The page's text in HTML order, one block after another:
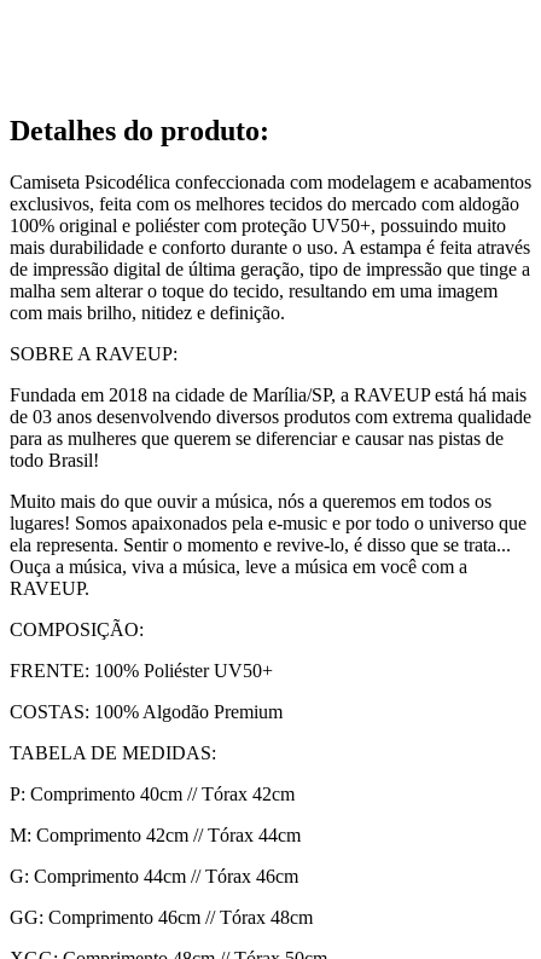
Detalhes do produto:
Camiseta Psicodélica confeccionada com modelagem e acabamentos
exclusivos, feita com os melhores tecidos do mercado com aldogão
100% original e poliéster com proteção UV50+, possuindo muito
mais durabilidade e conforto durante o uso. A estampa é feita através
de impressão digital de última geração, tipo de impressão que tinge a
malha sem alterar o toque do tecido, resultando em uma imagem
com mais brilho, nitidez e definição.
SOBRE A RAVEUP:
Fundada em 2018 na cidade de Marília/SP, a RAVEUP está há mais
de 03 anos desenvolvendo diversos produtos com extrema qualidade
para as mulheres que querem se diferenciar e causar nas pistas de
todo Brasil!
Muito mais do que ouvir a música, nós a queremos em todos os
lugares! Somos apaixonados pela e-music e por todo o universo que
ela representa. Sentir o momento e revive-lo, é disso que se trata...
Ouça a música, viva a música, leve a música em você com a
RAVEUP.
COMPOSIÇÃO:
FRENTE: 100% Poliéster UV50+
COSTAS: 100% Algodão Premium
TABELA DE MEDIDAS:
P: Comprimento 40cm // Tórax 42cm
M: Comprimento 42cm // Tórax 44cm
G: Comprimento 44cm // Tórax 46cm
GG: Comprimento 46cm // Tórax 48cm